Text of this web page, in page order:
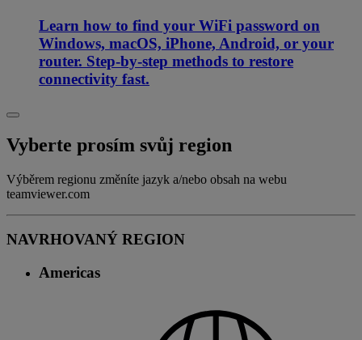
Learn how to find your WiFi password on
Windows, macOS, iPhone, Android, or your
router. Step-by-step methods to restore
connectivity fast.
Vyberte prosím svůj region
Výběrem regionu změníte jazyk a/nebo obsah na webu
teamviewer.com
NAVRHOVANÝ REGION
Americas